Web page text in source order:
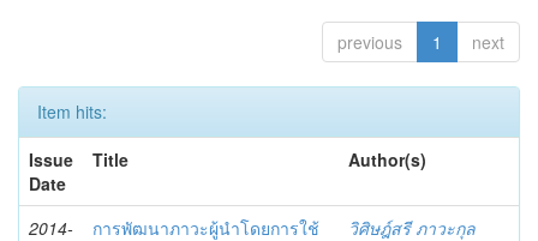
previous 1 next
Item hits:
Issue
Date
Title Author(s)
2014-
การพัฒนาภาวะผู้นำโดยการใช้
วิศิษฎ์สรี ภาวะกุล